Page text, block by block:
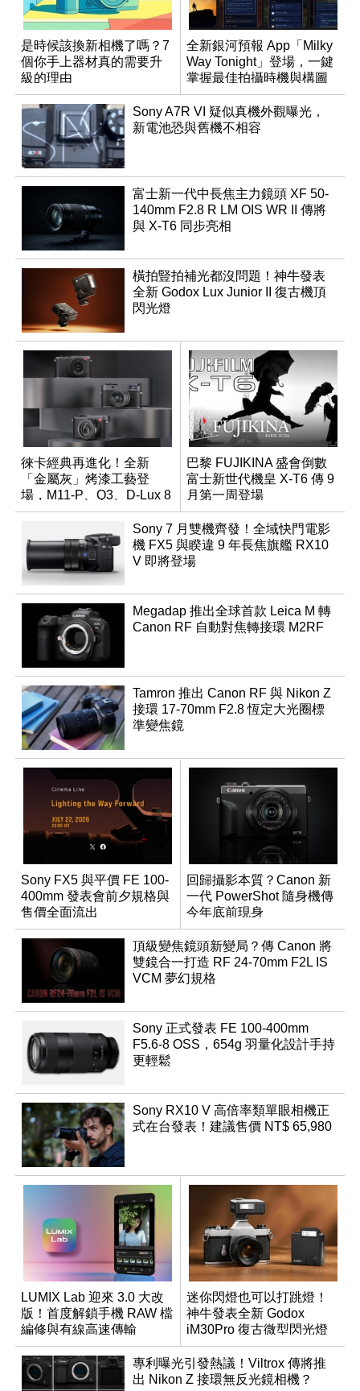
是時候該換新相機了嗎？7
個你手上器材真的需要升
級的理由
全新銀河預報 App「Milky
Way Tonight」登場，一鍵
掌握最佳拍攝時機與構圖
Sony A7R VI 疑似真機外觀曝光，
新電池恐與舊機不相容
富士新一代中長焦主力鏡頭 XF 50-
140mm F2.8 R LM OIS WR II 傳將
與 X-T6 同步亮相
橫拍豎拍補光都沒問題！神牛發表
全新 Godox Lux Junior II 復古機頂
閃光燈
徠卡經典再進化！全新
「金屬灰」烤漆工藝登
場，M11-P、Q3、D-Lux 8
領銜換裝
巴黎 FUJIKINA 盛會倒數
富士新世代機皇 X-T6 傳 9
月第一周登場
Sony 7 月雙機齊發！全域快門電影
機 FX5 與睽違 9 年長焦旗艦 RX10
V 即將登場
Megadap 推出全球首款 Leica M 轉
Canon RF 自動對焦轉接環 M2RF
Tamron 推出 Canon RF 與 Nikon Z
接環 17-70mm F2.8 恆定大光圈標
準變焦鏡
Sony FX5 與平價 FE 100-
400mm 發表會前夕規格與
售價全面流出
回歸攝影本質？Canon 新
一代 PowerShot 隨身機傳
今年底前現身
頂級變焦鏡頭新變局？傳 Canon 將
雙鏡合一打造 RF 24-70mm F2L IS
VCM 夢幻規格
Sony 正式發表 FE 100-400mm
F5.6-8 OSS，654g 羽量化設計手持
更輕鬆
Sony RX10 V 高倍率類單眼相機正
式在台發表！建議售價 NT$ 65,980
LUMIX Lab 迎來 3.0 大改
版！首度解鎖手機 RAW 檔
編修與有線高速傳輸
迷你閃燈也可以打跳燈！
神牛發表全新 Godox
iM30Pro 復古微型閃光燈
專利曝光引發熱議！Viltrox 傳將推
出 Nikon Z 接環無反光鏡相機？